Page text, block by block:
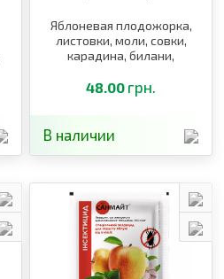
Яблоневая плодожорка,
листовки, моли, совки,
карадина, билани,
48.00 грн.
В наличии